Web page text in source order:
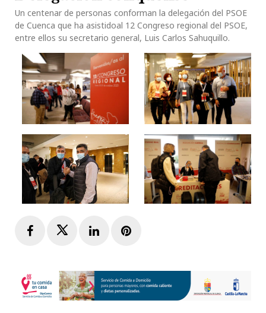
Un centenar de personas conforman la delegación del PSOE
de Cuenca que ha asistidoal 12 Congreso regional del PSOE,
entre ellos su secretario general, Luis Carlos Sahuquillo.
FacebookTwitterLinkedInPinterest